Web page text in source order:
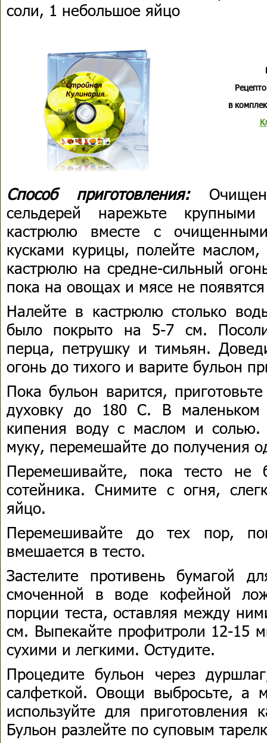
соли, 1 небольшое яйцо
в
Способ приготовления:
сельдерей нарежьте
кастрюлю вместе с
кусками курицы, полейте
кастрюлю на средне-сильный
пока на овощах и мясе не
Налейте в кастрюлю столько
было покрыто на 5-7 см.
перца, петрушку и тимьян.
огонь до тихого и варите бульон
Пока бульон варится,
духовку до 180 С. В маленьком
кипения воду с маслом и солью.
муку, перемешайте до получения
Перемешивайте, пока тесто не
сотейника. Снимите с огня,
яйцо.
Перемешивайте до тех пор,
вмешается в тесто.
Застелите противень бумагой
смоченной в воде кофейной
порции теста, оставляя между
см. Выпекайте профитроли 12-15
сухими и легкими. Остудите.
Процедите бульон через
салфеткой. Овощи выбросьте, а
используйте для приготовления
Бульон разлейте по суповым